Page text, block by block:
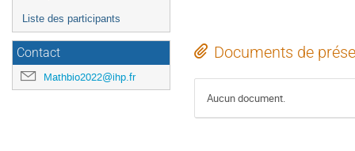
Liste des participants
Contact
Mathbio2022@ihp.fr
Documents de
Aucun document.